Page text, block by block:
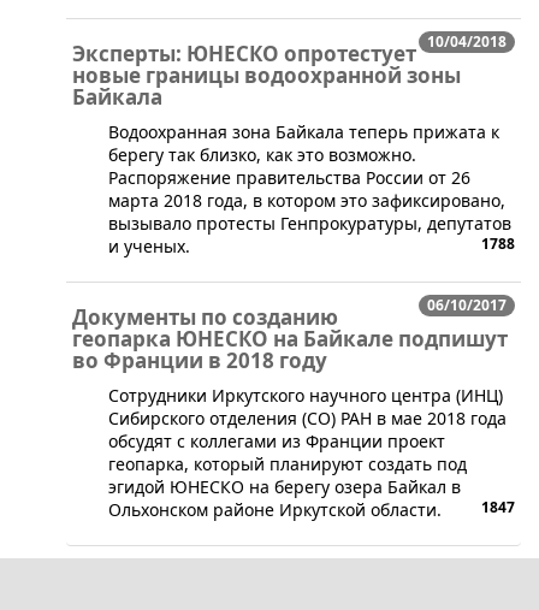
10/04/2018
Эксперты: ЮНЕСКО опротестует
новые границы водоохранной зоны
Байкала
​Водоохранная зона Байкала теперь прижата к
берегу так близко, как это возможно.
Распоряжение правительства России от 26
марта 2018 года, в котором это зафиксировано,
вызывало протесты Генпрокуратуры, депутатов
и ученых.
1788
06/10/2017
Документы по созданию
геопарка ЮНЕСКО на Байкале подпишут
во Франции в 2018 году
Сотрудники Иркутского научного центра (ИНЦ)
Сибирского отделения (СО) РАН в мае 2018 года
обсудят с коллегами из Франции проект
геопарка, который планируют создать под
эгидой ЮНЕСКО на берегу озера Байкал в
Ольхонском районе Иркутской области.
1847